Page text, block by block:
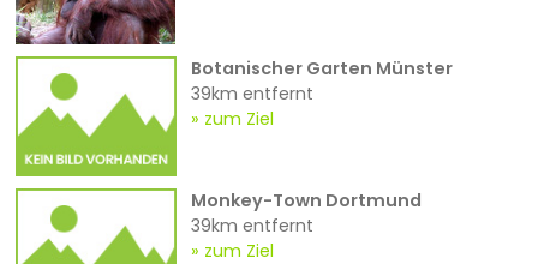
Botanischer Garten Münster
39km entfernt
zum Ziel
Monkey-Town Dortmund
39km entfernt
zum Ziel